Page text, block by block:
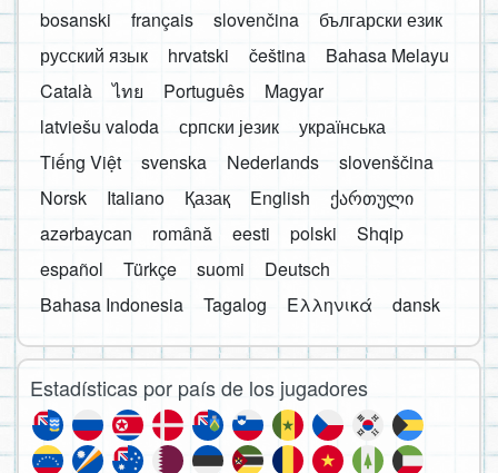
bosanski français slovenčina
български език
русский язык
hrvatski čeština
Bahasa Melayu
Català
ไทย Português
Magyar
latviešu valoda
српски језик
українська
Tiếng Việt
svenska Nederlands
slovenščina
Norsk
Italiano Қазақ English
ქართული
azərbaycan
română eesti polski
Shqip
español
Türkçe suomi
Deutsch
Bahasa Indonesia
Tagalog Ελληνικά dansk
Estadísticas por país de los jugadores